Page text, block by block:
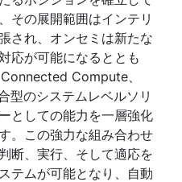
その展開範囲はインテリ
され、オンセミは新たな
応が可能になるととも
Compute、
型のシステムレベルソリ
としての能力を一層強化
。この強力な組み合わせ
断、実行、そして適応を
テムが可能となり、自動